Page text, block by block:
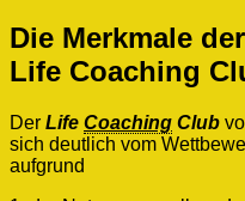
Die Merkmale der
Life Coaching
Der Life Coaching Club
sich deutlich vom
aufgrund